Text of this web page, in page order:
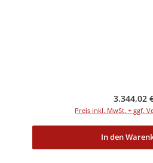
Regulärer
3.344,02
Preis inkl. MwSt. + ggf.
In den